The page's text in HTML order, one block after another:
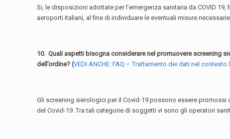
Si, le disposizioni adottate per l’emergenza sanitaria da COVID
aeroporti italiani, al fine di individuare le eventuali misure
10. Quali aspetti bisogna considerare nel promuovere screening
dell’ordine? (VEDI ANCHE: FAQ – Trattamento dei dati nel
Gli screening sierologici per il Covid-19 possono essere
del Covid-19. Tra tali categorie di soggetti vi sono gli operatori